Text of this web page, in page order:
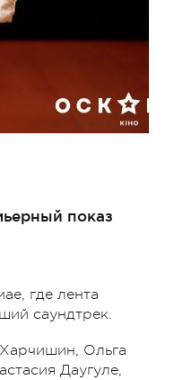
показ
где лента
саундтрек.
Ольга
Даугуле,